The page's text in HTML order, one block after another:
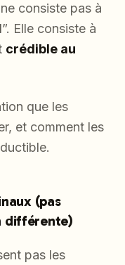
consiste pas à
Elle consiste à
crédible au
que les
et comment les
(pas
différente)
pas les